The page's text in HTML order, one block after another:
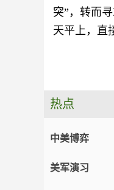
突”，转而
天平上，直
热点
中美博弈
美军演习